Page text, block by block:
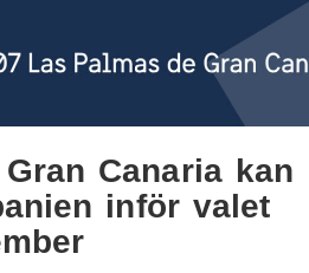
Canaria kan
inför valet